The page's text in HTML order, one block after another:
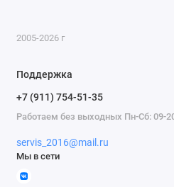
2005-2026 г
Поддержка
+7 (911) 754-51-35
Работаем без выходных Пн-Сб: 09-
servis_2016@mail.ru
Мы в сети